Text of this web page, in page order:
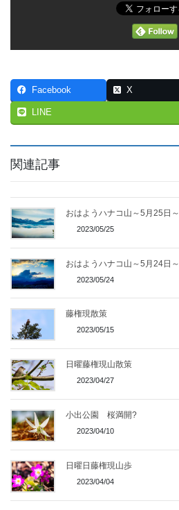
Facebook X
LINE
関連記事
おはようハナコ山～5月25日～
2023/05/25
おはようハナコ山～5月24日～
2023/05/24
藤権現散策
2023/05/15
日曜藤権現山散策
2023/04/27
小出公園 桜満開?
2023/04/10
日曜日藤権現山歩
2023/04/04